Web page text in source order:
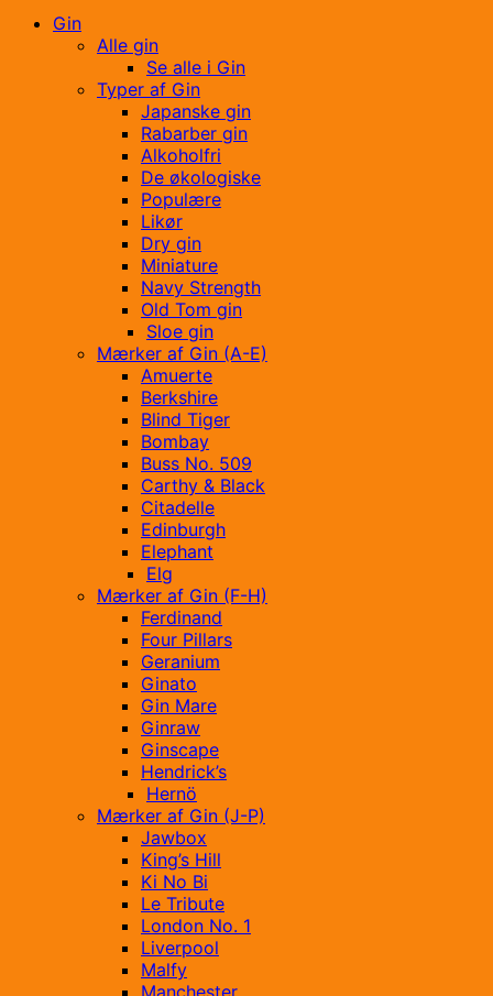
Gin
Alle gin
Se alle i Gin
Typer af Gin
Japanske gin
Rabarber gin
Alkoholfri
De økologiske
Populære
Likør
Dry gin
Miniature
Navy Strength
Old Tom gin
Sloe gin
Mærker af Gin (A-E)
Amuerte
Berkshire
Blind Tiger
Bombay
Buss No. 509
Carthy & Black
Citadelle
Edinburgh
Elephant
Elg
Mærker af Gin (F-H)
Ferdinand
Four Pillars
Geranium
Ginato
Gin Mare
Ginraw
Ginscape
Hendrick’s
Hernö
Mærker af Gin (J-P)
Jawbox
King’s Hill
Ki No Bi
Le Tribute
London No. 1
Liverpool
Malfy
Manchester